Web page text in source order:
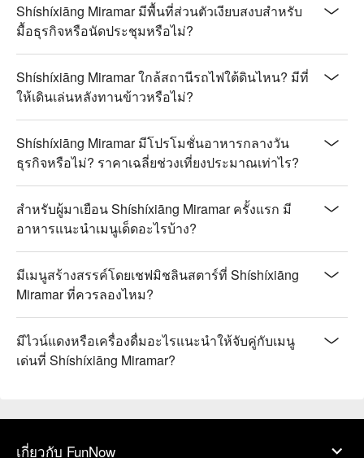
Shíshíxiāng Miramar มีพื้นที่ส่วนตัวเงียบสงบสำหรับ
มื้อธุรกิจหรือนัดประชุมหรือไม่?
Shíshíxiāng Miramar ใกล้สถานีรถไฟใต้ดินไหน? มีที่
ให้เดินเล่นหลังทานข้าวหรือไม่?
Shíshíxiāng Miramar มีโปรโมชั่นอาหารกลางวัน
ธุรกิจหรือไม่? ราคาเฉลี่ยช่วงเที่ยงประมาณเท่าไร?
สำหรับผู้มาเยือน Shíshíxiāng Miramar ครั้งแรก มี
อาหารแนะนำเมนูเด็ดอะไรบ้าง?
มีเมนูสร้างสรรค์โดยเชฟมิชลินสตาร์ที่ Shíshíxiāng
Miramar ที่ควรลองไหม?
มีไวน์แดงหรือเครื่องดื่มอะไรแนะนำให้จับคู่กับเมนู
เด่นที่ Shíshíxiāng Miramar?
เกี่ยวกับ FunNow